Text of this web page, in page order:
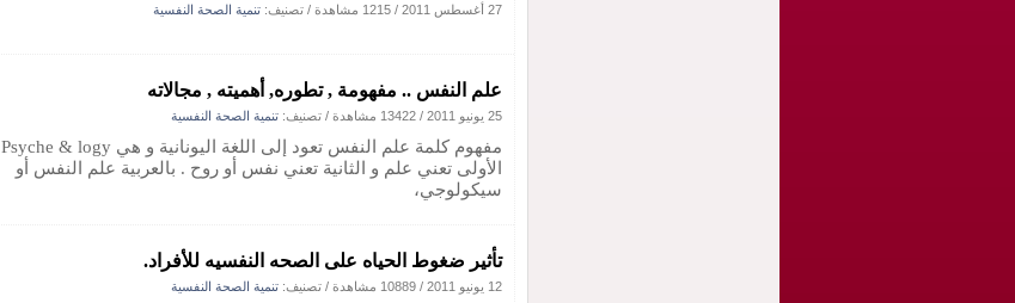
27 أغسطس 2011 / 1215 مشاهدة / تصنيف: تنمية الصحة النفسية
علم النفس .. مفهومة , تطوره, أهميته , مجالاته
25 يونيو 2011 / 13422 مشاهدة / تصنيف: تنمية الصحة النفسية
مفهوم كلمة علم النفس تعود إلى اللغة اليونانية و هي Psyche & logy
الأولى تعني علم و الثانية تعني نفس أو روح . بالعربية علم النفس أو
سيكولوجي،
تأثير ضغوط الحياه على الصحه النفسيه للأفراد.
12 يونيو 2011 / 10889 مشاهدة / تصنيف: تنمية الصحة النفسية